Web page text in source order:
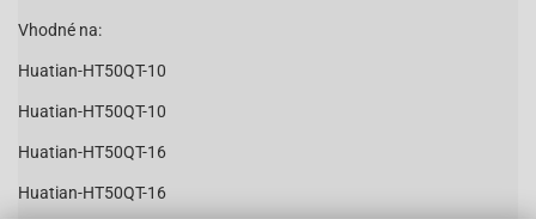
Vhodné na:
Huatian-HT50QT-10
Huatian-HT50QT-10
Huatian-HT50QT-16
Huatian-HT50QT-16